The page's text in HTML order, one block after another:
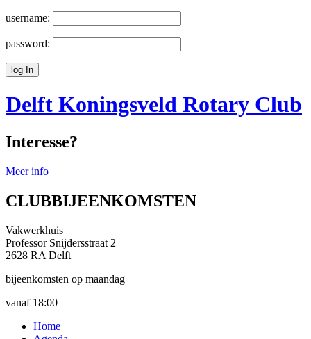
username:
password:
Delft Koningsveld Rotary Club
Interesse?
Meer info
CLUBBIJEENKOMSTEN
Vakwerkhuis
Professor Snijdersstraat 2
2628 RA Delft
bijeenkomsten op maandag
vanaf 18:00
Home